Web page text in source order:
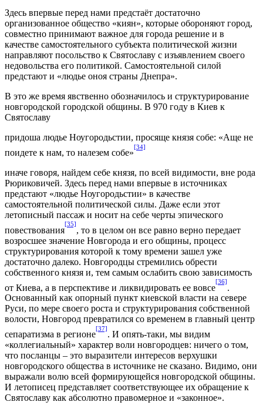
Здесь впервые перед нами предстаёт достаточно
организованное общество «киян», которые обороняют город,
совместно принимают важное для города решение и в
качестве самостоятельного субъекта политической жизни
направляют посольство к Святославу с изъявлением своего
недовольства его политикой. Самостоятельной силой
предстают и «людье оноя страны Днепра».
В это же время явственно обозначилось и структурирование
новгородской городской общины. В 970 году в Киев к
Святославу
придоша людье Ноугородьстии, просяще князя собе: «Аще не
поидете к нам, то налезем собе»
[34]
иначе говоря, найдем себе князя, по всей видимости, вне рода
Рюриковичей. Здесь перед нами впервые в источниках
предстают «людье Ноугородьстии» в качестве
самостоятельной политической силы. Даже если этот
летописный пассаж и носит на себе черты эпического
повествования
[35]
, то в целом он все равно верно передает
возросшее значение Новгорода и его общины, процесс
структурирования которой к тому времени зашел уже
достаточно далеко. Новгородцы стремились обрести
собственного князя и, тем самым ослабить свою зависимость
от Киева, а в перспективе и ликвидировать ее вовсе
[36]
Основанный как опорный пункт киевской власти на севере
Руси, по мере своего роста и структурирования собственной
волости, Новгород превратился со временем в главный центр
сепаратизма в регионе
[37]
. И опять-таки, мы видим
«коллегиальный» характер воли новгородцев: ничего о том,
что посланцы – это выразители интересов верхушки
новгородского общества в источнике не сказано. Видимо, они
выражали волю всей формирующейся новгородской общины.
И летописец представляет соответствующее их обращение к
Святославу как абсолютно правомерное и «законное».